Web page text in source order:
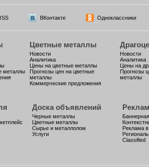
ВКонтакте Одноклассники
металлы
Цветные металлы
Новости
Аналитика
Цены на цветные металлы
Прогнозы цен на цветные
металлы
Коммерческие предложения
Новости
Аналитика
Цены на
Прогнозы
металлы
Доска объявлений
Черные металлы
Цветные металлы
Сырье и металлолом
Услуги
Реклама
Classified